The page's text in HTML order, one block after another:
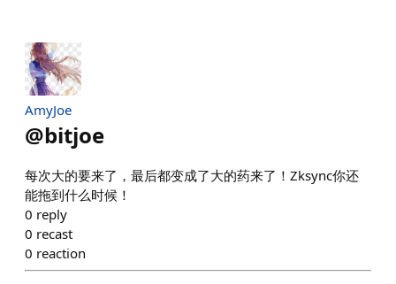
AmyJoe
@bitjoe
每次大的要来了，最后都变成了大的药来了！Zksync你还
能拖到什么时候！
0 reply
0 recast
0 reaction